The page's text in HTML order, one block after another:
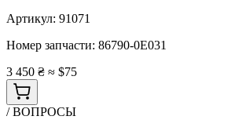
Артикул: 91071
Номер запчасти: 86790-0E031
3 450 ₴ ≈ $75
/ ВОПРОСЫ